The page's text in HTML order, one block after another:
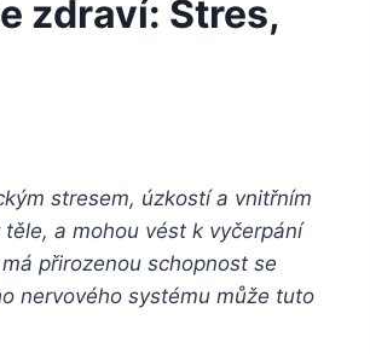
zdraví: Stres,
stresem, úzkostí a vnitřním
a mohou vést k vyčerpání
přirozenou schopnost se
nervového systému může tuto